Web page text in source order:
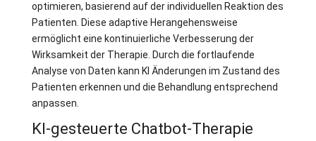
optimieren, basierend auf der individuellen Reaktion des
Patienten. Diese adaptive Herangehensweise
ermöglicht eine kontinuierliche Verbesserung der
Wirksamkeit der Therapie. Durch die fortlaufende
Analyse von Daten kann KI Änderungen im Zustand des
Patienten erkennen und die Behandlung entsprechend
anpassen.
KI-gesteuerte Chatbot-Therapie